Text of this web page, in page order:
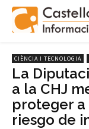
CIÈNCIA I TECNOLOGIA
La
a la CHJ
proteger
riesgo de